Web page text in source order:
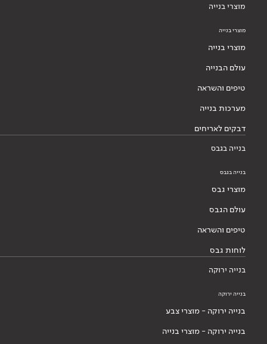
מוצרי בנייה
מוצרי בנייה
מוצרי בנייה
עולם הבנייה
טיפים והשראה
מערכות בנייה
דבקים לאריחים
בנייה בגבס
בנייה בגבס
מוצרי גבס
עולם הגבס
טיפים והשראה
לוחות גבס
בנייה ירוקה
בנייה ירוקה
בנייה ירוקה - מוצרי צבע
בנייה ירוקה - מוצרי בנייה